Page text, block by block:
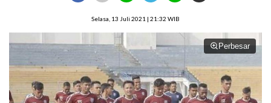
Selasa, 13 Juli 2021 | 21:32 WIB
Perbesar